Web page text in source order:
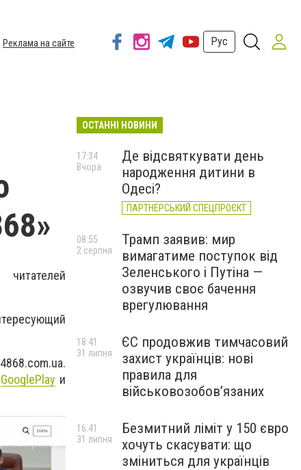
Реклама на сайте
Рус
GooglePlay и
ОСТАННІ НОВИНИ
Де відсвяткувати день
народження дитини в
Одесі?
ПАРТНЕРСЬКИЙ СПЕЦПРОЄКТ
17:34
Вчора
Трамп заявив: мир
вимагатиме поступок від
Зеленського і Путіна —
озвучив своє бачення
врегулювання
08:55
2 серпня
ЄС продовжив тимчасовий
захист українців: нові
правила для
військовозобов’язаних
18:41
31 липня
Безмитний ліміт у 150 євро
хочуть скасувати: що
зміниться для українців
16:41
31 липня